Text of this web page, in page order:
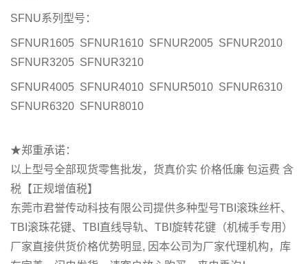
SFNU系列型号：
SFNUR1605 SFNUR1610 SFNUR2005 SFNUR2010
SFNUR3205 SFNUR3210
SFNUR4005 SFNUR4010 SFNUR5010 SFNUR6310
SFNUR6320 SFNUR8010
★郑重承诺：
以上型号全部现货零售批发，货真价实 价格低廉 包运费 含
税【正规增值税】
东莞市君誉传动科技有限公司提供多种型号TBI滚珠丝杆、
TBI滚珠花键、TBI直线导轨、TBI旋转花键（机械手专用）
厂家直接供货价格优势明显, 因本公司为厂家代理机构，库